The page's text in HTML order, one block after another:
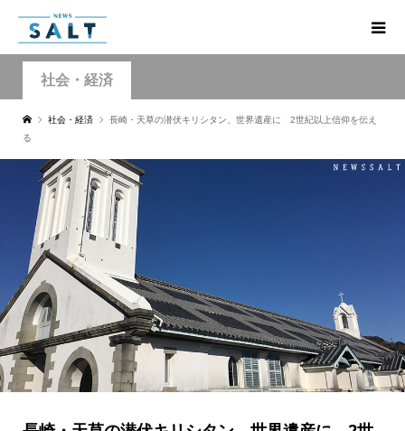
社会・経済
社会・経済
長崎・天草の潜伏キリシタン、世界遺産に 2世紀以上信仰を伝え
る